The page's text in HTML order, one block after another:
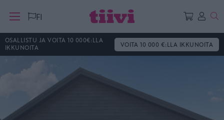
FI Hae
OSALLISTU JA VOITA 10 000€:LLA
IKKUNOITA
VOITA 10 000 €:LLA IKKUNOITA